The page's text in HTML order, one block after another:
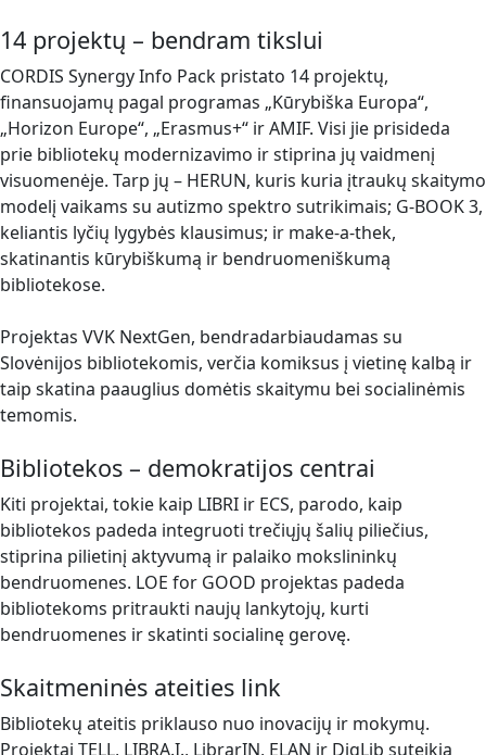
14 projektų – bendram tikslui
CORDIS Synergy Info Pack pristato 14 projektų,
finansuojamų pagal programas „Kūrybiška Europa“,
„Horizon Europe“, „Erasmus+“ ir AMIF. Visi jie prisideda
prie bibliotekų modernizavimo ir stiprina jų vaidmenį
visuomenėje. Tarp jų – HERUN, kuris kuria įtraukų skaitymo
modelį vaikams su autizmo spektro sutrikimais; G-BOOK 3,
keliantis lyčių lygybės klausimus; ir make-a-thek,
skatinantis kūrybiškumą ir bendruomeniškumą
bibliotekose.
Projektas VVK NextGen, bendradarbiaudamas su
Slovėnijos bibliotekomis, verčia komiksus į vietinę kalbą ir
taip skatina paauglius domėtis skaitymu bei socialinėmis
temomis.
Bibliotekos – demokratijos centrai
Kiti projektai, tokie kaip LIBRI ir ECS, parodo, kaip
bibliotekos padeda integruoti trečiųjų šalių piliečius,
stiprina pilietinį aktyvumą ir palaiko mokslininkų
bendruomenes. LOE for GOOD projektas padeda
bibliotekoms pritraukti naujų lankytojų, kurti
bendruomenes ir skatinti socialinę gerovę.
Skaitmeninės ateities link
Bibliotekų ateitis priklauso nuo inovacijų ir mokymų.
Projektai TELL, LIBRA.I., LibrarIN, ELAN ir DigLib suteikia